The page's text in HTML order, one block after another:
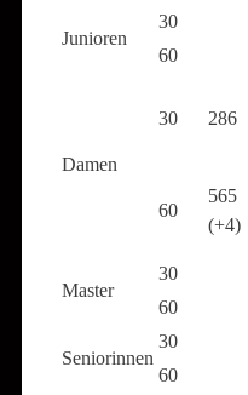
Junioren
30
60
Damen
30 286
60
565
(+4)
Master
30
60
Seniorinnen
30
60